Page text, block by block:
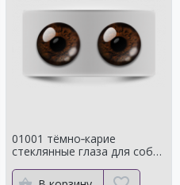
01001 тёмно‑карие
стеклянные глаза для собак
цвет